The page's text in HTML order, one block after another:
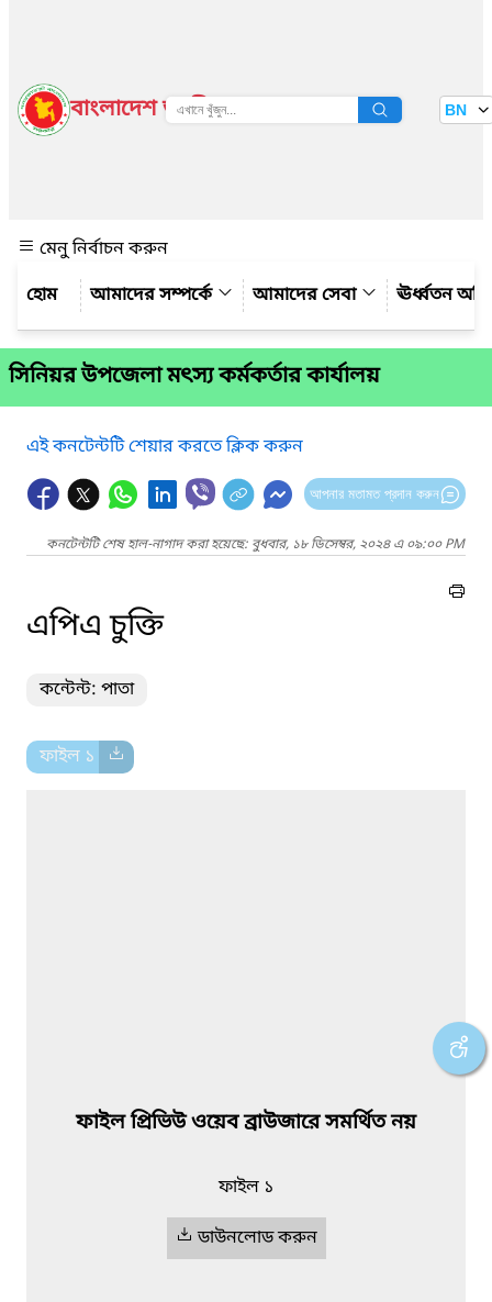
বাংলাদেশ জাতীয় তথ্য বাতায়ন BN
মেনু নির্বাচন করুন
আমাদের সম্পর্কে
আমাদের সেবা ঊর্ধ্বতন
সিনিয়র উপজেলা মৎস্য কর্মকর্তার কার্যালয়
এই কনটেন্টটি শেয়ার করতে ক্লিক করুন
আপনার মতামত প্রদান করুন
কনটেন্টটি শেষ হাল-নাগাদ করা হয়েছে: বুধবার, ১৮ ডিসেম্বর, ২০২৪ এ ০৯:০০ PM
এপিএ চুক্তি
কন্টেন্ট: পাতা
ফাইল ১
ফাইল প্রিভিউ ওয়েব ব্রাউজারে সমর্থিত নয়
ফাইল ১
ডাউনলোড করুন